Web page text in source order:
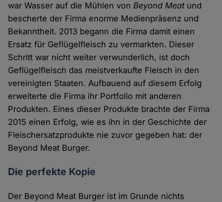
war Wasser auf die Mühlen vonBeyond Meatund
bescherte der Firma enorme Medienpräsenz und
Bekanntheit. 2013 begann die Firma damit einen
Ersatz für Geflügelfleisch zu vermarkten. Dieser
Schritt war nicht weiter verwunderlich, ist doch
Geflügelfleisch das meistverkaufte Fleisch in den
vereinigten Staaten. Aufbauend auf diesem Erfolg
erweiterte die Firma ihr Portfolio mit anderen
Produkten. Eines dieser Produkte brachte der Firma
2015 einen Erfolg, wie es ihn in der Geschichte der
Fleischersatzprodukte nie zuvor gegeben hat: der
Beyond Meat Burger.
Die perfekte Kopie
Der Beyond Meat Burger ist im Grunde nichts